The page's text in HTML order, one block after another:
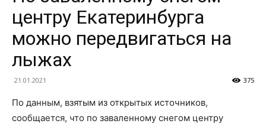
центру Екатеринбурга
можно передвигаться на
лыжах
21.01.2021 375
По данным, взятым из открытых источников,
сообщается, что по заваленному снегом центру